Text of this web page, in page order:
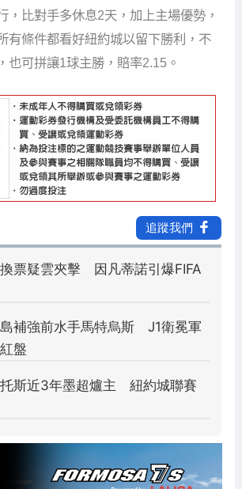
，比對手多休息2天，加上主場優勢，
有條件都看好紐約城以留下勝利，不
也可拼讓1球主勝，賠率2.15。